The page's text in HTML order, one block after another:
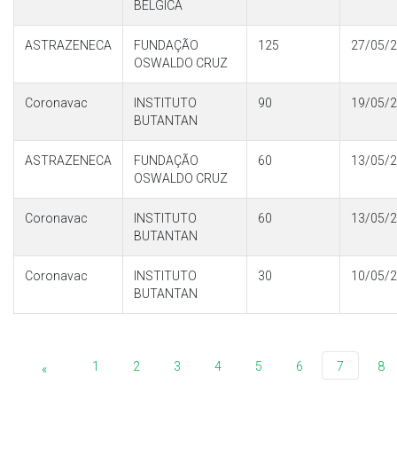
BELGICA
ASTRAZENECA
FUNDAÇÃO
OSWALDO CRUZ
125 27/05/
Coronavac
INSTITUTO
BUTANTAN
90 19/05/
ASTRAZENECA
FUNDAÇÃO
OSWALDO CRUZ
60 13/05/
Coronavac
INSTITUTO
BUTANTAN
60 13/05/
Coronavac
INSTITUTO
BUTANTAN
30 10/05/
« 1 2 3 4 5 6 7 8